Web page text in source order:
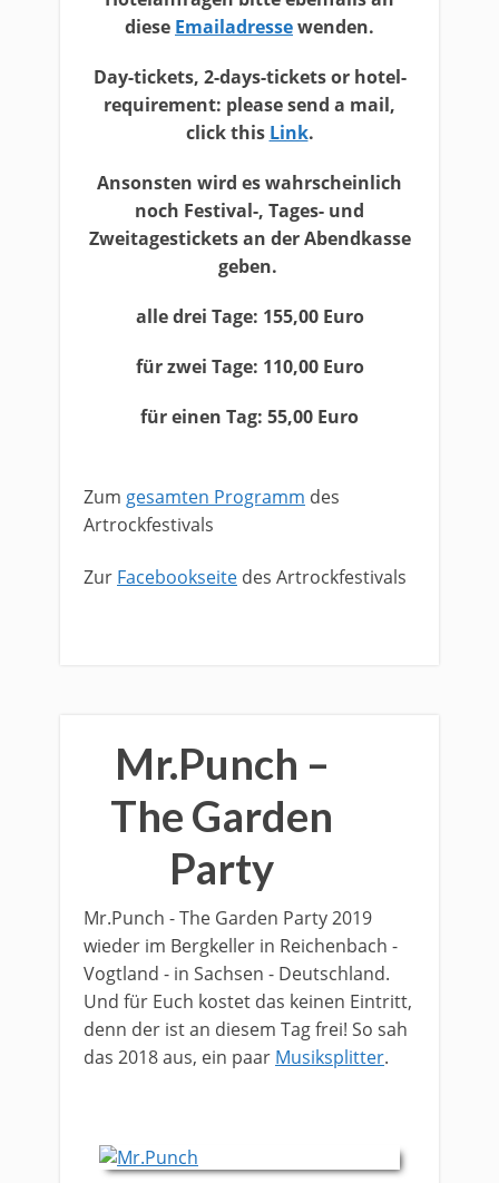
diese ​ Emailadressewenden.
​Day-tickets, 2-days-tickets or hotel-
requirement: please send a mail,
click this Link.
​Ansonsten wird es wahrscheinlich
noch Festival-, Tages- und
Zweitagestickets​ an der Abendkasse
geben.
​alle drei Tage: 155,00 Euro
​für zwei Tage: 110,00 Euro
​für einen Tag: 55,00 Euro
​Zum gesamten Programm des
Artrockfestivals
​Zur Facebookseite des Artrockfestivals
Mr.Punch –
The Garden
Party
Mr.Punch - The Garden Party 2019
wieder im Bergkeller in Reichenbach -
Vogtland - in Sachsen - Deutschland.
Und für Euch kostet das keinen Eintritt,
denn der ist an diesem Tag frei! So sah
das 2018 aus, ein paar Musiksplitter.